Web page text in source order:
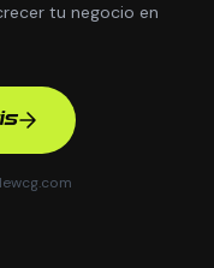
tu negocio en